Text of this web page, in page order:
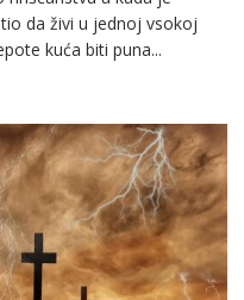
da živi u jednoj vsokoj
kuća biti puna...